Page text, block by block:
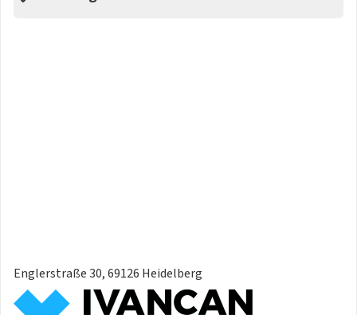
Englerstraße 30, 69126 Heidelberg